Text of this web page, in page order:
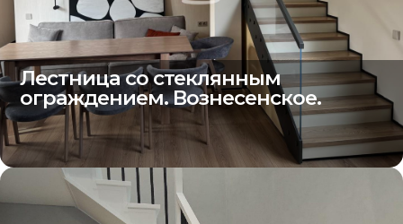
Лестница со стеклянным
ограждением. Вознесенское.